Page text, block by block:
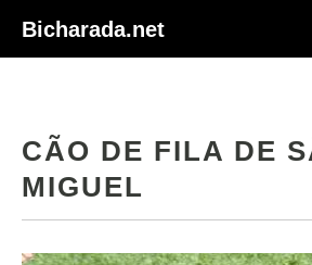
Bicharada.net
CÃO DE FILA DE
MIGUEL